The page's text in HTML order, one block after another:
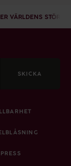
VÄRLDENS
SKICKA
PRESS